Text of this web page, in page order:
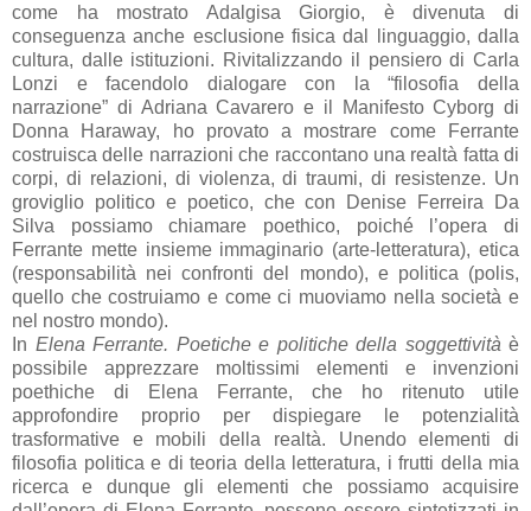
come ha mostrato Adalgisa Giorgio, è divenuta di
conseguenza anche esclusione fisica dal linguaggio, dalla
cultura, dalle istituzioni. Rivitalizzando il pensiero di Carla
Lonzi e facendolo dialogare con la “filosofia della
narrazione” di Adriana Cavarero e il Manifesto Cyborg di
Donna Haraway, ho provato a mostrare come Ferrante
costruisca delle narrazioni che raccontano una realtà fatta di
corpi, di relazioni, di violenza, di traumi, di resistenze. Un
groviglio politico e poetico, che con Denise Ferreira Da
Silva possiamo chiamare poethico, poiché l’opera di
Ferrante mette insieme immaginario (arte-letteratura), etica
(responsabilità nei confronti del mondo), e politica (polis,
quello che costruiamo e come ci muoviamo nella società e
nel nostro mondo).
In Elena Ferrante. Poetiche e politiche della soggettività è
possibile apprezzare moltissimi elementi e invenzioni
poethiche di Elena Ferrante, che ho ritenuto utile
approfondire proprio per dispiegare le potenzialità
trasformative e mobili della realtà. Unendo elementi di
filosofia politica e di teoria della letteratura, i frutti della mia
ricerca e dunque gli elementi che possiamo acquisire